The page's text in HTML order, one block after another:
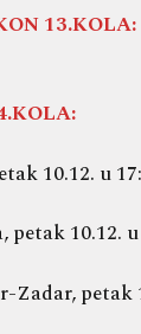
13.KOLA:
10.12. u
10.12. u
Zadar, petak